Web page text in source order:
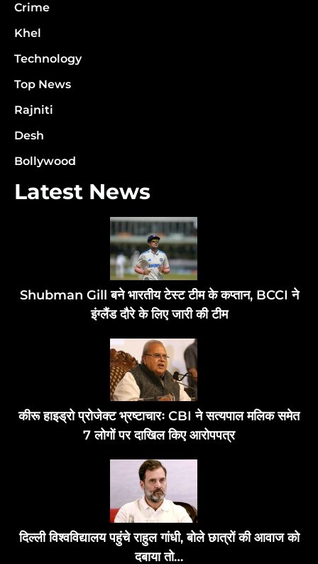
Crime
Khel
Technology
Top News
Rajniti
Desh
Bollywood
Latest News
Shubman Gill बने भारतीय टेस्ट टीम के कप्तान, BCCI ने
इंग्लैंड दौरे के लिए जारी की टीम
कीरू हाइड्रो प्रोजेक्ट भ्रष्टाचारः CBI ने सत्यपाल मलिक समेत
7 लोगों पर दाखिल किए आरोपपत्र
दिल्ली विश्वविद्यालय पहुंचे राहुल गांधी, बोले छात्रों की आवाज को
दबाया तो…